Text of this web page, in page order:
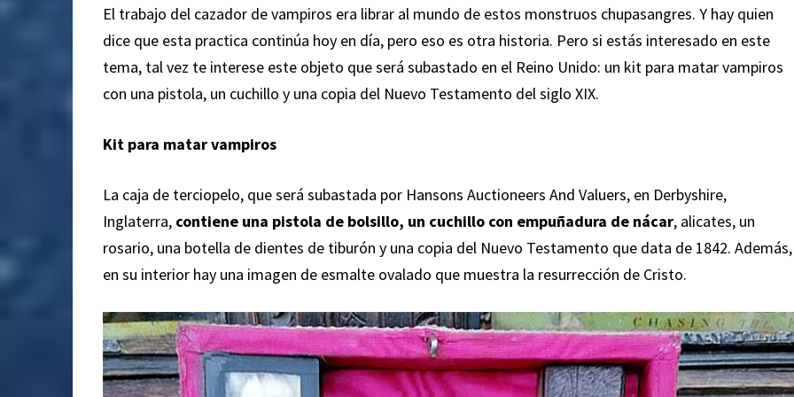
El trabajo del cazador de vampiros era librar al mundo de estos monstruos chupasangres. Y hay quien
dice que esta practica continúa hoy en día, pero eso es otra historia. Pero si estás interesado en este
tema, tal vez te interese este objeto que será subastado en el Reino Unido: un kit para matar vampiros
con una pistola, un cuchillo y una copia del Nuevo Testamento del siglo XIX.
Kit para matar vampiros
La caja de terciopelo, que será subastada por Hansons Auctioneers And Valuers, en Derbyshire,
Inglaterra, contiene una pistola de bolsillo, un cuchillo con empuñadura de nácar, alicates, un
rosario, una botella de dientes de tiburón y una copia del Nuevo Testamento que data de 1842. Además,
en su interior hay una imagen de esmalte ovalado que muestra la resurrección de Cristo.